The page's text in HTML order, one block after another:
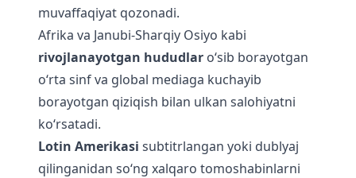
muvaffaqiyat qozonadi.
Afrika va Janubi-Sharqiy Osiyo kabi
rivojlanayotgan hududlar o‘sib borayotgan
o‘rta sinf va global mediaga kuchayib
borayotgan qiziqish bilan ulkan salohiyatni
ko‘rsatadi.
Lotin Amerikasi subtitrlangan yoki dublyaj
qilinganidan so‘ng xalqaro tomoshabinlarni